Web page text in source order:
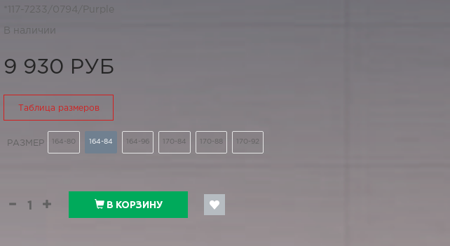
*117-7233/0794/Purple
В наличии
9 930 РУБ
Таблица размеров
РАЗМЕР 164-80 164-84 164-96 170-84 170-88 170-92
В КОРЗИНУ